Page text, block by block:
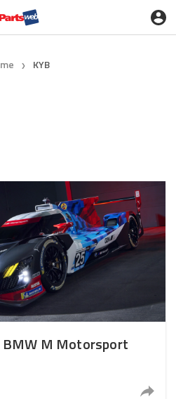
❯ KYB
BMW M Motorsport